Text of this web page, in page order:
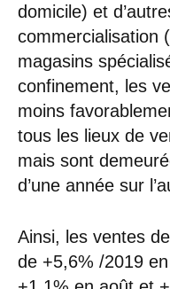
domicile) et
commercialisation
magasins
confinement, les
moins
tous les lieux de
mais sont
d’une année sur
Ainsi, les ventes
de +5,6% /2019